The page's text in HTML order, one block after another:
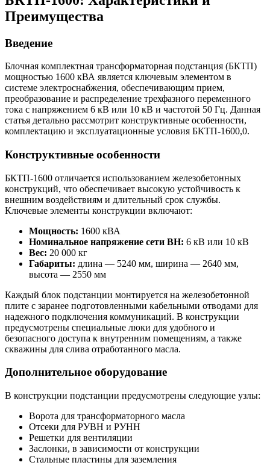
Преимущества
Введение
Блочная комплектная трансформаторная подстанция (БКТП)
мощностью 1600 кВА является ключевым элементом в
системе электроснабжения, обеспечивающим прием,
преобразование и распределение трехфазного переменного
тока с напряжением 6 кВ или 10 кВ и частотой 50 Гц. Данная
статья детально рассмотрит конструктивные особенности,
комплектацию и эксплуатационные условия БКТП-1600,0.
Конструктивные особенности
БКТП-1600 отличается использованием железобетонных
конструкций, что обеспечивает высокую устойчивость к
внешним воздействиям и длительный срок службы.
Ключевые элементы конструкции включают:
Мощность: 1600 кВА
Номинальное напряжение сети ВН: 6 кВ или 10 кВ
Вес: 20 000 кг
Габариты: длина — 5240 мм, ширина — 2640 мм,
высота — 2550 мм
Каждый блок подстанции монтируется на железобетонной
плите с заранее подготовленными кабельными отводами для
надежного подключения коммуникаций. В конструкции
предусмотрены специальные люки для удобного и
безопасного доступа к внутренним помещениям, а также
скважины для слива отработанного масла.
Дополнительное оборудование
В конструкции подстанции предусмотрены следующие узлы:
Ворота для трансформаторного масла
Отсеки для РУВН и РУНН
Решетки для вентиляции
Заслонки, в зависимости от конструкции
Стальные пластины для заземления